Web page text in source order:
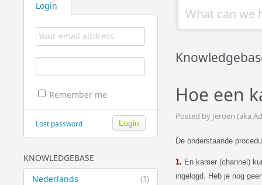
Login
Remember me
Lost password
KNOWLEDGEBASE
(3)
Nederlands
Hoe een
Posted by Jeroen (aka
De onderstaande
1. En kamer (channel)
ingelogd. Heb je nog